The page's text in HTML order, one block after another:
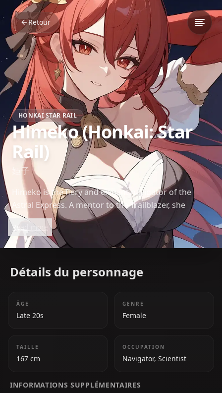
Retour
HONKAI STAR RAIL
Himeko (Honkai: Star
Rail)
姫子
Himeko is the fiery and elegant navigator of the
Astral Express. A mentor to the Trailblazer, she
combines combat prowess with thoughtful
leadership in *Honkai: Star Rail*.
Read more
Détails du personnage
ÂGE
Late 20s
GENRE
Female
TAILLE
167 cm
OCCUPATION
Navigator, Scientist
INFORMATIONS SUPPLÉMENTAIRES